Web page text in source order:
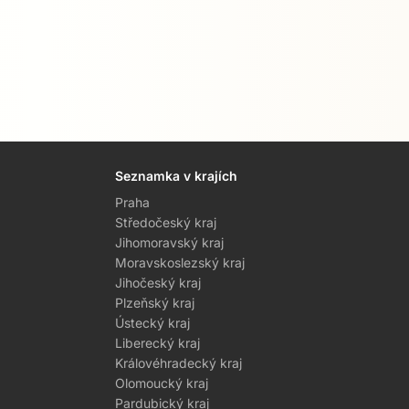
Seznamka v krajích
Praha
Středočeský kraj
Jihomoravský kraj
Moravskoslezský kraj
Jihočeský kraj
Plzeňský kraj
Ústecký kraj
Liberecký kraj
Královéhradecký kraj
Olomoucký kraj
Pardubický kraj